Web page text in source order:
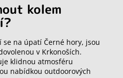
kolem
se na úpatí Černé hory, jsou
v Krkonoších.
klidnou atmosféru
nabídkou outdoorových